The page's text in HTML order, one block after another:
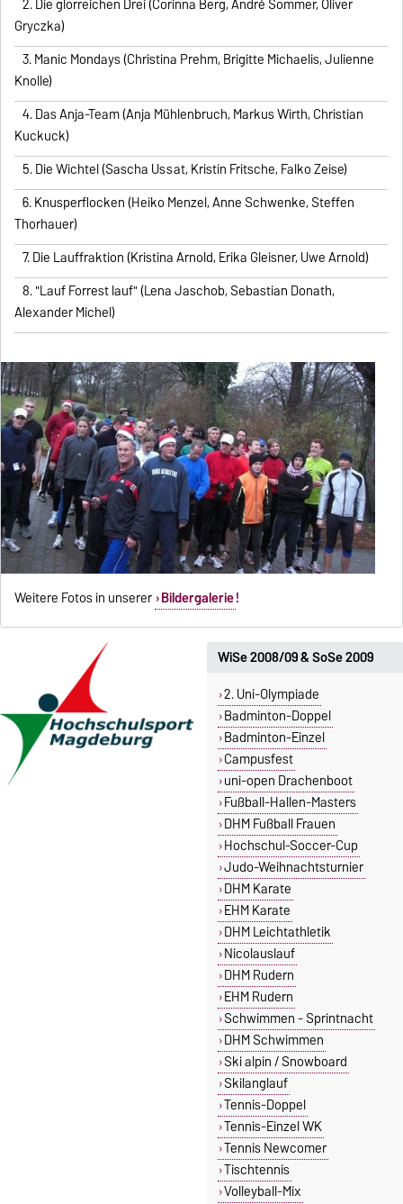
2. Die glorreichen Drei (Corinna Berg, André Sommer, Oliver
Gryczka)
3. Manic Mondays (Christina Prehm, Brigitte Michaelis, Julienne
Knolle)
4. Das Anja-Team (Anja Mühlenbruch, Markus Wirth, Christian
Kuckuck)
5. Die Wichtel (Sascha Ussat, Kristin Fritsche, Falko Zeise)
6. Knusperflocken (Heiko Menzel, Anne Schwenke, Steffen
Thorhauer)
7. Die Lauffraktion (Kristina Arnold, Erika Gleisner, Uwe Arnold)
8. "Lauf Forrest lauf" (Lena Jaschob, Sebastian Donath,
Alexander Michel)
Weitere Fotos in unserer Bildergalerie!
WiSe 2008/09 & SoSe 2009
2. Uni-Olympiade
Badminton-Doppel
Badminton-Einzel
Campusfest
uni-open Drachenboot
Fußball-Hallen-Masters
DHM Fußball Frauen
Hochschul-Soccer-Cup
Judo-Weihnachtsturnier
DHM Karate
EHM Karate
DHM Leichtathletik
Nicolauslauf
DHM Rudern
EHM Rudern
Schwimmen - Sprintnacht
DHM Schwimmen
Ski alpin / Snowboard
Skilanglauf
Tennis-Doppel
Tennis-Einzel WK
Tennis Newcomer
Tischtennis
Volleyball-Mix